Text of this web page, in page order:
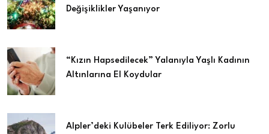
Değişiklikler Yaşanıyor
“Kızın Hapsedilecek” Yalanıyla Yaşlı Kadının
Altınlarına El Koydular
Alpler’deki Kulübeler Terk Ediliyor: Zorlu